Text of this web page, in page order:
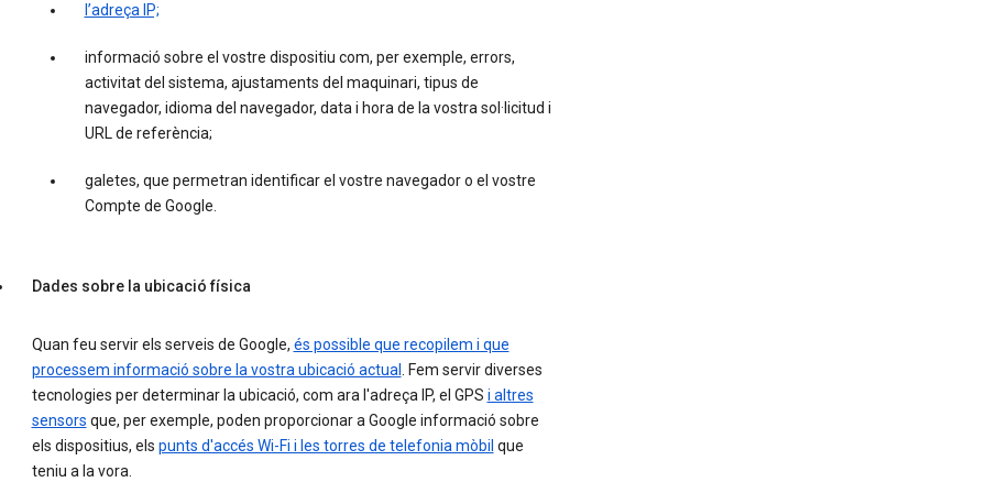
l’adreça IP;
informació sobre el vostre dispositiu com, per exemple, errors,
activitat del sistema, ajustaments del maquinari, tipus de
navegador, idioma del navegador, data i hora de la vostra sol·licitud i
URL de referència;
galetes, que permetran identificar el vostre navegador o el vostre
Compte de Google.
Dades sobre la ubicació física
Quan feu servir els serveis de Google, és possible que recopilem i que
processem informació sobre la vostra ubicació actual. Fem servir diverses
tecnologies per determinar la ubicació, com ara l'adreça IP, el GPS i altres
sensors que, per exemple, poden proporcionar a Google informació sobre
els dispositius, els punts d'accés Wi-Fi i les torres de telefonia mòbil que
teniu a la vora.